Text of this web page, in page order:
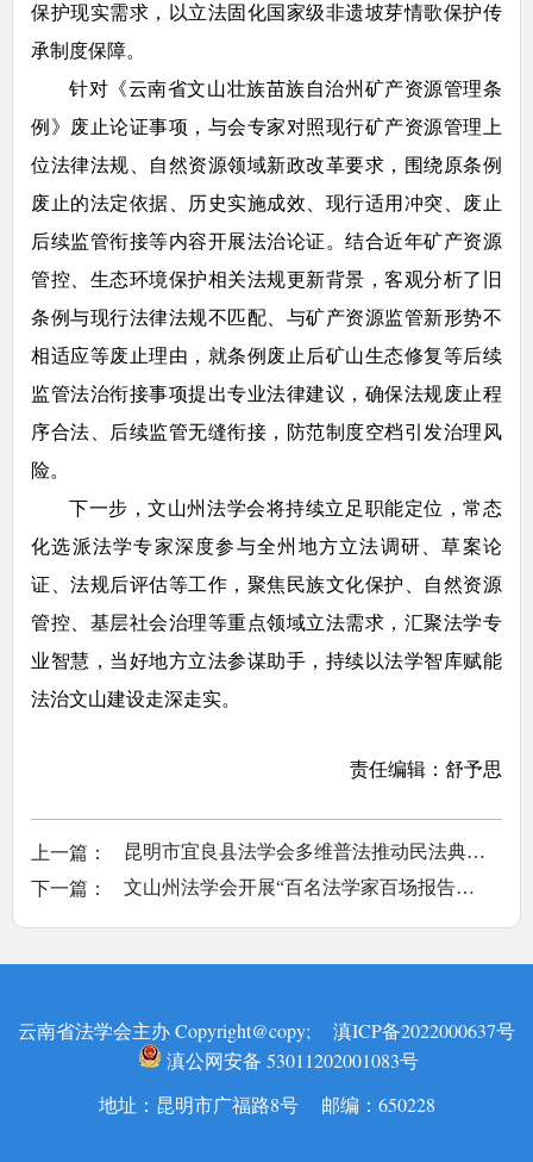
保护现实需求，以立法固化国家级非遗坡芽情歌保护传
承制度保障。
针对《云南省文山壮族苗族自治州矿产资源管理条
例》废止论证事项，与会专家对照现行矿产资源管理上
位法律法规、自然资源领域新政改革要求，围绕原条例
废止的法定依据、历史实施成效、现行适用冲突、废止
后续监管衔接等内容开展法治论证。结合近年矿产资源
管控、生态环境保护相关法规更新背景，客观分析了旧
条例与现行法律法规不匹配、与矿产资源监管新形势不
相适应等废止理由，就条例废止后矿山生态修复等后续
监管法治衔接事项提出专业法律建议，确保法规废止程
序合法、后续监管无缝衔接，防范制度空档引发治理风
险。
下一步，文山州法学会将持续立足职能定位，常态
化选派法学专家深度参与全州地方立法调研、草案论
证、法规后评估等工作，聚焦民族文化保护、自然资源
管控、基层社会治理等重点领域立法需求，汇聚法学专
业智慧，当好地方立法参谋助手，持续以法学智库赋能
法治文山建设走深走实。
责任编辑：舒予思
上一篇： 昆明市宜良县法学会多维普法推动民法典宣传走深走实
下一篇： 文山州法学会开展“百名法学家百场报告会”暨命案防控工作业务专题培训
云南省法学会主办 Copyright@copy; 滇ICP备2022000637号
滇公网安备 53011202001083号
地址：昆明市广福路8号 邮编：650228